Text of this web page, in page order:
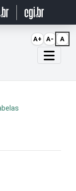
A+ A- A